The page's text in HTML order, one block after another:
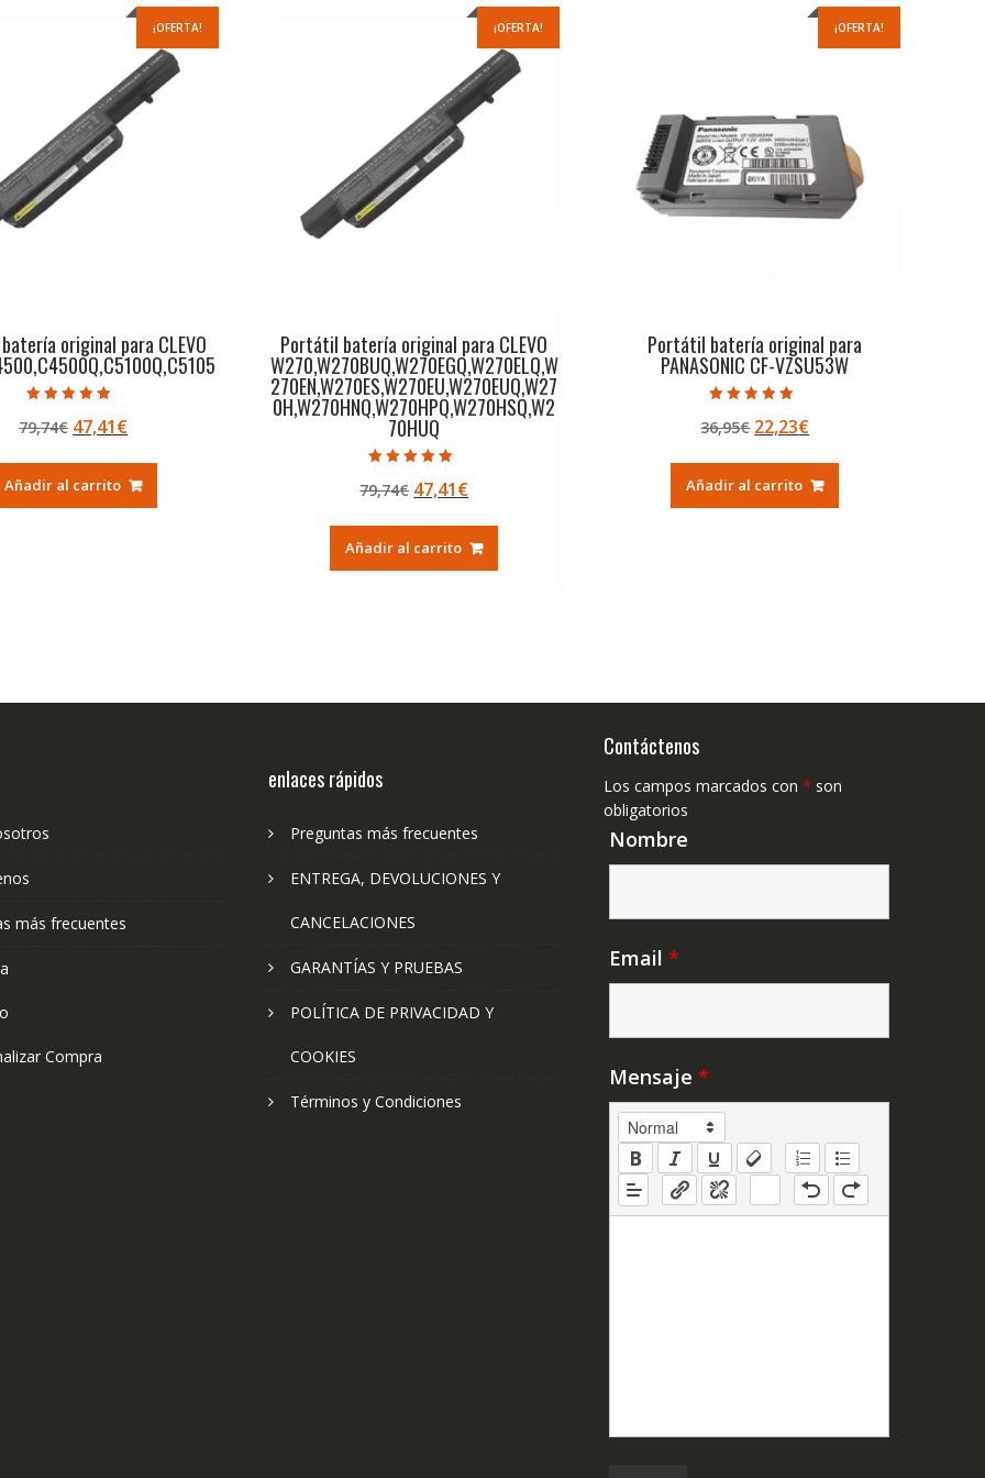
¡OFERTA!
original para CLEVO
4.50
de 5
79,74€ El
original
era:
47,41€El
actual
es:
Añadir al carrito
¡OFERTA!
Portátil batería original para CLEVO
W270,W270BUQ,W270EGQ,W270ELQ,W
270EN,W270ES,W270EU,W270EUQ,W27
0H,W270HNQ,W270HPQ,W270HSQ,W2
70HUQ
5.00
de 5
79,74€ El
original
era:
47,41€El
actual
es:
Añadir al carrito
¡OFERTA!
Portátil batería original para
PANASONIC CF-VZSU53W
5.00
de 5
36,95€ El
original
era:
22,23€El
actual
es:
Añadir al carrito
más frecuentes
Compra
enlaces rápidos
Preguntas más frecuentes
ENTREGA, DEVOLUCIONES Y
CANCELACIONES
GARANTÍAS Y PRUEBAS
POLÍTICA DE PRIVACIDAD Y
COOKIES
Términos y Condiciones
Contáctenos
Los campos marcados con * son
obligatorios
Nombre
Email *
Mensaje *